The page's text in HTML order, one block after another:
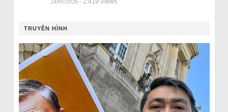
- 2.419 Views
TRUYỀN HÌNH